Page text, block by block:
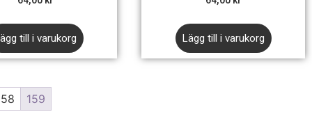
till i varukorg Lägg till i varukorg
159